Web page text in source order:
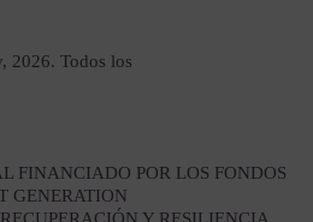
2026. Todos los
FINANCIADO POR LOS FONDOS
GENERATION